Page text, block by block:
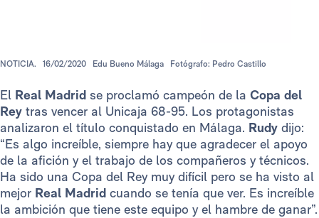
NOTICIA. 16/02/2020 Edu Bueno Málaga Fotógrafo: Pedro Castillo
El Real Madrid se proclamó campeón de la Copa del
Rey tras vencer al Unicaja 68-95. Los protagonistas
analizaron el título conquistado en Málaga. Rudy dijo:
“Es algo increíble, siempre hay que agradecer el apoyo
de la afición y el trabajo de los compañeros y técnicos.
Ha sido una Copa del Rey muy difícil pero se ha visto al
mejor Real Madrid cuando se tenía que ver. Es increíble
la ambición que tiene este equipo y el hambre de ganar”.